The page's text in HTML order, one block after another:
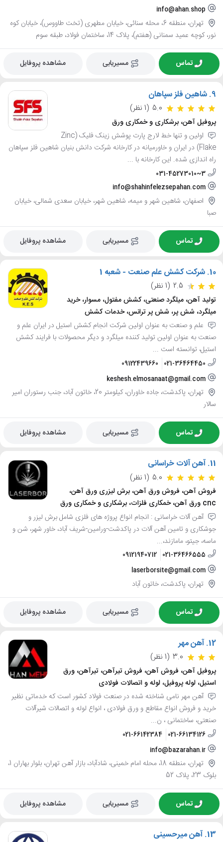
info@ahan.shop
تهران، منطقه 6، محله سنائی، خیابان مطهری (تخت طاووس)، خیابان کوه
نور، کوچه عمید سمنانی (هفتم)، پلاک 14، ساختمان فولاد، طبقه سوم
تماس مسیریابی مشاهده پروفایل
9. شاهین فلز سپاهان
5.0 (1 نظر)
پروفیل آهن، برشکاری و خمکاری ورق
اولین و تنها خط لارج پارت پوشش زینک فلیک (Zinc
Flake) در ایران و خاورمیانه در کارخانه شرکت دانش بنیان شاهین فلز سپاهان
راه اندازی شده. این کارخانه با ...
031-45273010~3
info@shahinfelezsepahan.com
اصفهان، شاهین شهر و میمه، شاهین شهر، خیابان سعدی شمالی، خیابان
صبا
تماس مسیریابی مشاهده پروفایل
10. شرکت کشش علم صنعت - شعبه 1
2.5 (1 نظر)
تولید آهن، میلگرد صنعتی، کشش مفتول، مسوار، خرید
میلگرد، شش پر، شش پر ترانس، خدمات کشش
علم و صنعت به عنوان اولین شرکت انجام کشش استیل در ایران علم و
صنعت به عنوان اولین تولید کننده میلگرد و دیگر محصولات با فرایند کشش
استیل، توانسته است ...
021-36464450
09122439660
keshesh.elmosanaat@gmail.com
تهران، پاکدشت، جاده خاوران، کیلومتر 20، خاتون آباد، جنب رستوران امیر
سالار
تماس مسیریابی مشاهده پروفایل
11. آهن آلات خراسانی
5.0 (1 نظر)
فروش آهن، فروش ورق آهن، برش لیزری ورق آهن،
cnc ورق آهن، خمکاری فلزات، برشکاری و خمکاری ورق
آهن آلات خراسانی : انجام انواع پروژه های فلزی شامل برش لیزر و
جوشکاری و تامین آهن آلات در پاکدشت-ورامین-شریف آباد، خاور شهر، شن و
ماسه، جیتو، مامازند،...
021-36466555
09121940712
laserborsite@gmail.com
تهران، پاکدشت، خاتون آباد
تماس مسیریابی مشاهده پروفایل
12. آهن مهر
3.0 (1 نظر)
پروفیل آهن، فروش آهن، فروش تیرآهن، تیرآهن، ورق
استیل، لوله پروفیل، لوله و اتصالات فولادی
آهن مهر نامی شناخته شده در صنعت فولاد کشور است که خدماتی نظیر
خرید و فروش انواع مقاطع و ورق فولادی ، انواع لوله و اتصالات شیرآلات
صنعتی، ساختمانی ، ن...
021-66134126
021-66142384
info@bazarahan.ir
تهران، منطقه 18، محله امام خمینی، شادآباد، بازار آهن تهران، بلوار بهاران 1،
بلوک 23، پلاک 52
تماس مسیریابی مشاهده پروفایل
13. آهن میرحسینی